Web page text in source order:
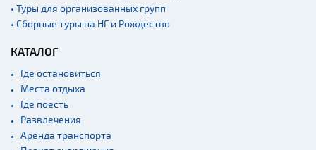
• Туры для организованных групп
• Сборные туры на НГ и Рождество
КАТАЛОГ
Где остановиться
Места отдыха
Где поесть
Развлечения
Аренда транспорта